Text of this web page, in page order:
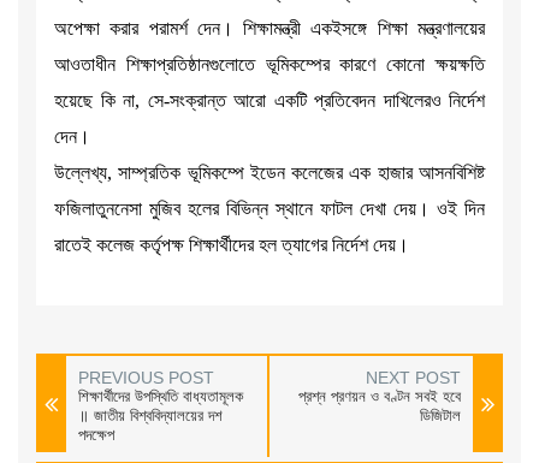
অপেক্ষা করার পরামর্শ দেন। শিক্ষামন্ত্রী একইসঙ্গে শিক্ষা মন্ত্রণালয়ের
আওতাধীন শিক্ষাপ্রতিষ্ঠানগুলোতে ভূমিকম্পের কারণে কোনো ক্ষয়ক্ষতি
হয়েছে কি না, সে-সংক্রান্ত আরো একটি প্রতিবেদন দাখিলেরও নির্দেশ
দেন।
উল্লেখ্য, সাম্প্রতিক ভূমিকম্পে ইডেন কলেজের এক হাজার আসনবিশিষ্ট
ফজিলাতুননেসা মুজিব হলের বিভিন্ন স্থানে ফাটল দেখা দেয়। ওই দিন
রাতেই কলেজ কর্তৃপক্ষ শিক্ষার্থীদের হল ত্যাগের নির্দেশ দেয়।
PREVIOUS POST
শিক্ষার্থীদের উপস্থিতি বাধ্যতামূলক
॥ জাতীয় বিশ্ববিদ্যালয়ের দশ
পদক্ষেপ
NEXT POST
প্রশ্ন প্রণয়ন ও বণ্টন সবই হবে
ডিজিটাল